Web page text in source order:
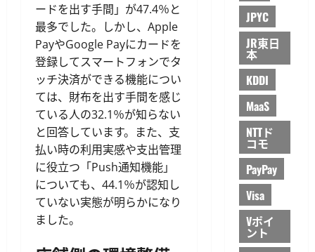
ードを出す手間」が47.4％と
最多でした。しかし、Apple
PayやGoogle Payにカードを
登録してスマートフォンでタ
ッチ決済ができる機能につい
ては、財布を出す手間を感じ
ている人の32.1％が知らない
と回答しています。また、支
払い時の利用実感や支出管理
に役立つ「Push通知機能」
についても、44.1％が認知し
ていない実態が明らかになり
ました。
JPYC
JR東日
本
KDDI
MaaS
NTTド
コモ
PayPay
Visa
Vポイ
ント